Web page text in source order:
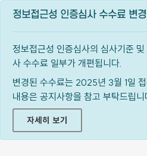
정보접근성 인증심사 수수료 변
정보접근성 인증심사의 심사기준
사 수수료 일부가 개편됩니다.
변경된 수수료는 2025년 3월 1일
내용은 공지사항을 참고 부탁드립
자세히 보기